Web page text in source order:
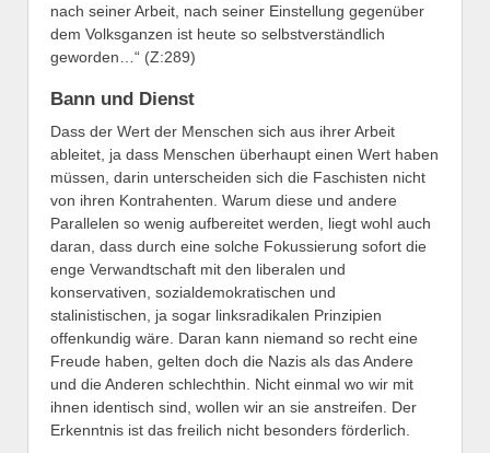
nach seiner Arbeit, nach seiner Einstellung gegenüber
dem Volksganzen ist heute so selbstverständlich
geworden…“ (Z:289)
Bann und Dienst
Dass der Wert der Menschen sich aus ihrer Arbeit
ableitet, ja dass Menschen überhaupt einen Wert haben
müssen, darin unterscheiden sich die Faschisten nicht
von ihren Kontrahenten. Warum diese und andere
Parallelen so wenig aufbereitet werden, liegt wohl auch
daran, dass durch eine solche Fokussierung sofort die
enge Verwandtschaft mit den liberalen und
konservativen, sozialdemokratischen und
stalinistischen, ja sogar linksradikalen Prinzipien
offenkundig wäre. Daran kann niemand so recht eine
Freude haben, gelten doch die Nazis als das Andere
und die Anderen schlechthin. Nicht einmal wo wir mit
ihnen identisch sind, wollen wir an sie anstreifen. Der
Erkenntnis ist das freilich nicht besonders förderlich.